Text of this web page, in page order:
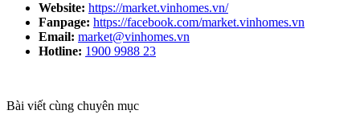
Website: https://market.vinhomes.vn/
Fanpage: https://facebook.com/market.vinhomes.vn
Email: market@vinhomes.vn
Hotline: 1900 9988 23
Bài viết cùng chuyên mục